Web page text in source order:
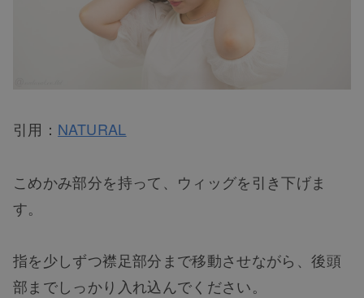
引用： NATURAL
こめかみ部分を持って、ウィッグを引き下げま
す。
指を少しずつ襟足部分まで移動させながら、後頭
部までしっかり入れ込んでください。